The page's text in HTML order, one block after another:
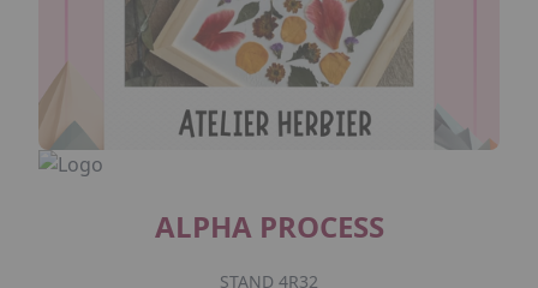
ALPHA PROCESS
STAND 4R32